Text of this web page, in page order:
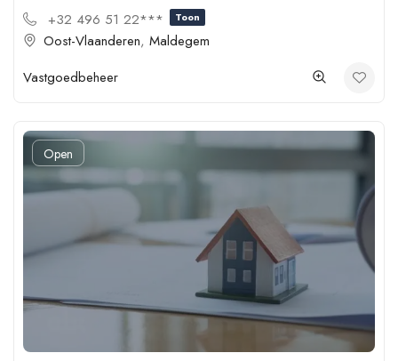
+32 496 51 22***
Toon
Oost-Vlaanderen, Maldegem
Vastgoedbeheer
Open